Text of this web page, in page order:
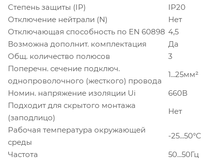
Степень защиты (IP)
IP20
Отключение нейтрали (N)
Нет
Отключающая способность по EN 60898 4,5
Возможна дополнит. комплектация
Да
Общ. количество полюсов
3
Поперечн. сечение подключ.
однопроволочного (жесткого) провода
1...25мм²
Номин. напряжение изоляции Ui
660В
Подходит для скрытого монтажа
(заподлицо)
Нет
Рабочая температура окружающей
среды
-25...50°C
Частота
50...50Гц